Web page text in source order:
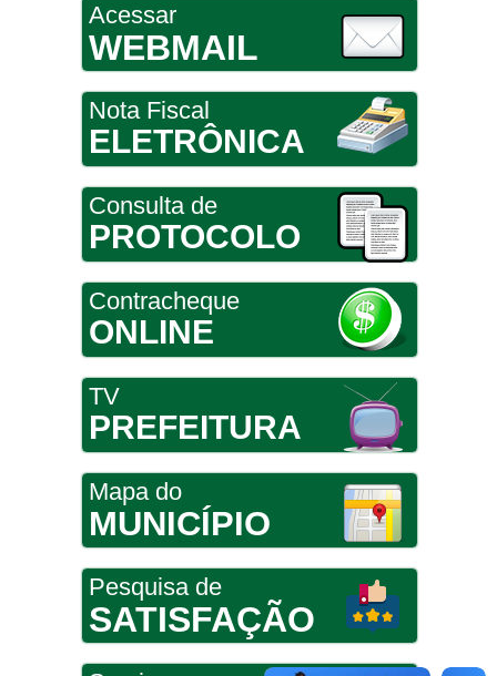
Acessar
WEBMAIL
Nota Fiscal
ELETRÔNICA
Consulta de
PROTOCOLO
Contracheque
ONLINE
TV
PREFEITURA
Mapa do
MUNICÍPIO
Pesquisa de
SATISFAÇÃO